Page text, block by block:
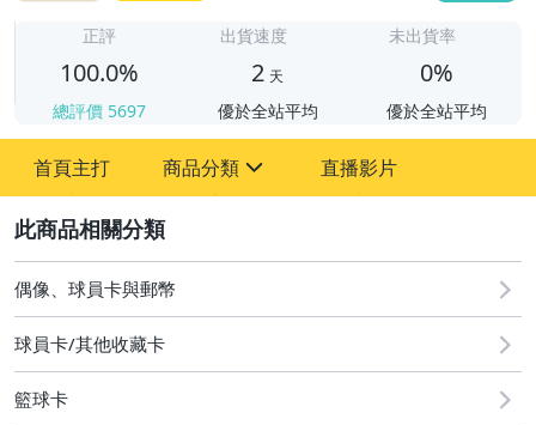
正評
100.0%
總評價 5697
出貨速度
2 天
優於全站平均
未出貨率
0%
優於全站平均
首頁主打 商品分類
偶像、球員卡與郵幣
直播影片
偶像、球員卡與郵幣
球員卡/其他收藏卡
籃球卡